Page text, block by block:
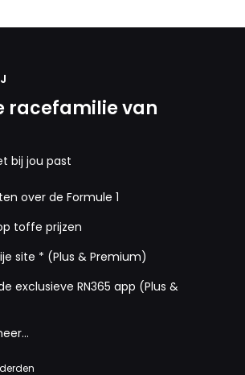
racefamilie van
bij jou past
over de Formule 1
toffe prijzen
site * (Plus & Premium)
exclusieve RN365 app (Plus &